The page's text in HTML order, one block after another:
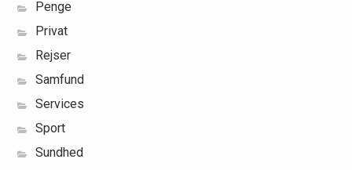
Penge
Privat
Rejser
Samfund
Services
Sport
Sundhed